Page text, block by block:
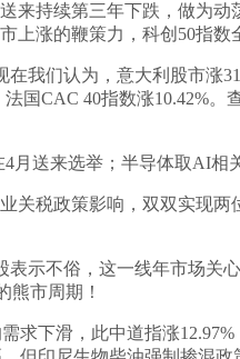
来持续第三年下跌，做为
涨的鞭策力，科创50指数
们认为，意大利股市涨
国CAC 40指数涨10.42%
送来选举；半导体取AI相
税政策影响，双双实现两
示不俗，这一线年市场关
熊市周期！
下滑，此中道指涨12.97%